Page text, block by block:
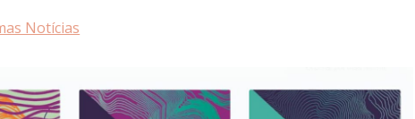
Notícias